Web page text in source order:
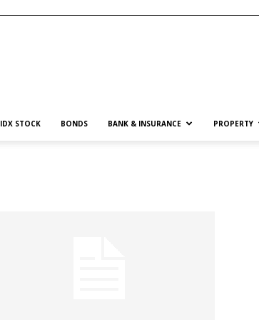
IDX STOCK BONDS BANK & INSURANCE PROPERTY